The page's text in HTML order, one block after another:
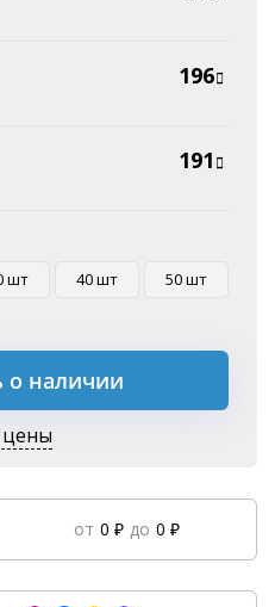
196
191
шт 40 шт 50 шт
о наличии
цены
от 0 ₽ до 0 ₽